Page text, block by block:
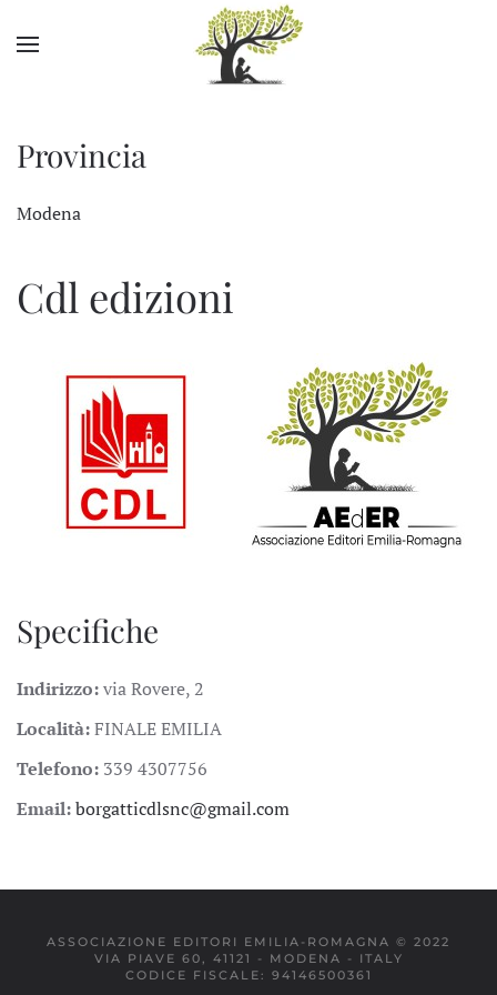
Skip to main content
Provincia
Modena
Cdl edizioni
Specifiche
Indirizzo:via Rovere, 2
Località:FINALE EMILIA
Telefono: 339 4307756
Email:borgatticdlsnc@gmail.com
ASSOCIAZIONE EDITORI EMILIA-ROMAGNA © 2022
VIA PIAVE 60, 41121 - MODENA - ITALY
CODICE FISCALE: 94146500361